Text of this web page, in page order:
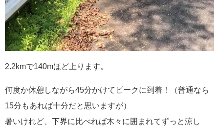
2.2kmで140mほど上ります。
何度か休憩しながら45分かけてピークに到着！（普通なら
15分もあれば十分だと思いますが）
暑いけれど、下界に比べれば木々に囲まれてずっと涼し